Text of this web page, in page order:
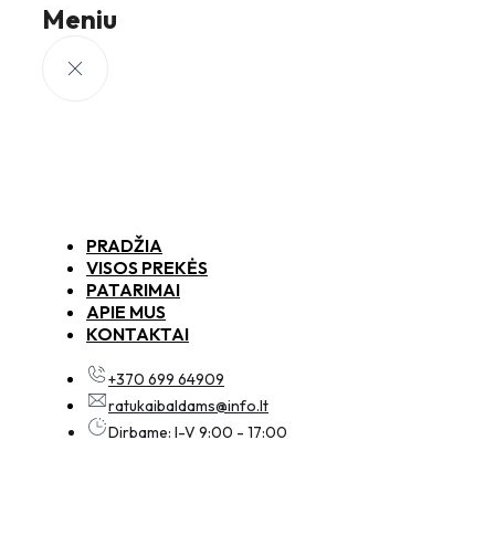
Meniu
PRADŽIA
VISOS PREKĖS
PATARIMAI
APIE MUS
KONTAKTAI
+370 699 64909
ratukaibaldams@info.lt
Dirbame: I-V 9:00 - 17:00